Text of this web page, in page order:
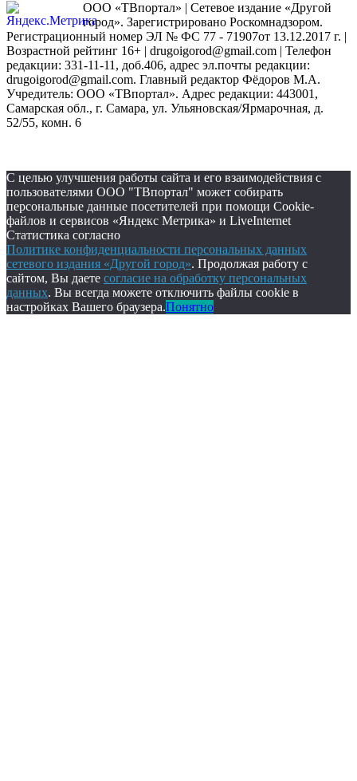
ООО «ТВпортал» | Сетевое издание «Другой
город». Зарегистрировано Роскомнадзором.
Регистрационный номер ЭЛ № ФС 77 - 71907от 13.12.2017 г. |
Возрастной рейтинг 16+ | drugoigorod@gmail.com | Телефон
редакции: 331-11-11, доб.406, адрес эл.почты редакции:
drugoigorod@gmail.com. Главный редактор Фёдоров М.А.
Учредитель: ООО «ТВпортал». Адрес редакции: 443001,
Самарская обл., г. Самара, ул. Ульяновская/Ярмарочная, д.
52/55, комн. 6
С целью улучшения работы сайта и его взаимодействия с
пользователями ООО "ТВпортал" может собирать
персональные данные посетителей при помощи Cookie-
файлов и сервисов «Яндекс Метрика» и LiveInternet
Статистика согласно
Политике конфиденциальности персональных данных
сетевого издания «Другой город». Продолжая работу с
сайтом, Вы даете согласие на обработку персональных
данных. Вы всегда можете отключить файлы cookie в
настройках Вашего браузера.Понятно